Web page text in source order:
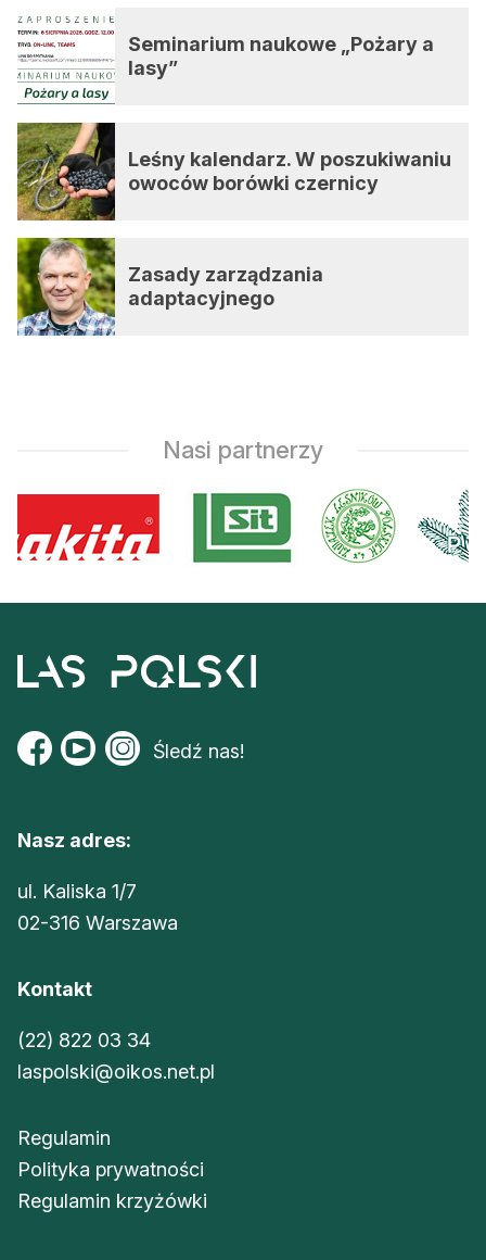
Seminarium naukowe „Pożary a
lasy”
Leśny kalendarz. W poszukiwaniu
owoców borówki czernicy
Zasady zarządzania
adaptacyjnego
Nasi partnerzy
Śledź nas!
Nasz adres:
ul. Kaliska 1/7
02-316 Warszawa
Kontakt
(22) 822 03 34
laspolski@oikos.net.pl
Regulamin
Polityka prywatności
Regulamin krzyżówki